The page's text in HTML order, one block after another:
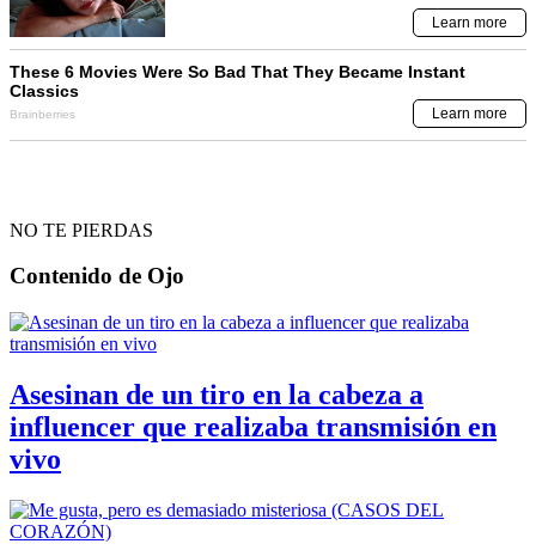
NO TE PIERDAS
Contenido de Ojo
Asesinan de un tiro en la cabeza a
influencer que realizaba transmisión en
vivo